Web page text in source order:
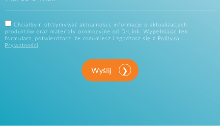
Chciałbym otrzymywać aktualności, informacje o aktualizacjach
produktów oraz materiały promocyjne od D-Link. Wypełniając ten
formularz, potwierdzasz, że rozumiesz i zgadzasz się z
Polityką
Prywatności.
Wyślij